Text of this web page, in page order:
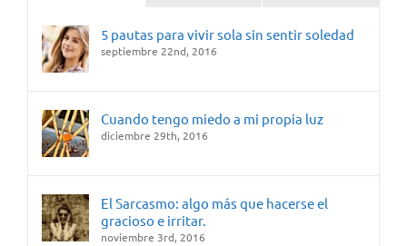
5 pautas para vivir sola sin sentir soledad
septiembre 22nd, 2016
Cuando tengo miedo a mi propia luz
diciembre 29th, 2016
El Sarcasmo: algo más que hacerse el
gracioso e irritar.
noviembre 3rd, 2016